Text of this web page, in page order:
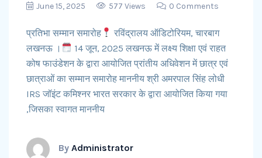
June 15, 2025 577 Views 0 Comments
प्रतिभा सम्मान समारोह
रविंद्रालय ऑडिटोरियम, चारबाग
लखनऊ ।
14 जून, 2025 लखनऊ में लक्ष्य शिक्षा एवं राहत
कोष फाउंडेशन के द्वारा आयोजित प्रांतीय अधिवेशन में छात्र एवं
छात्राओं का सम्मान समारोह माननीय श्री अमरपाल सिंह लोधी
IRS जॉइंट कमिश्नर भारत सरकार के द्वारा आयोजित किया गया
,जिसका स्वागत माननीय
By Administrator